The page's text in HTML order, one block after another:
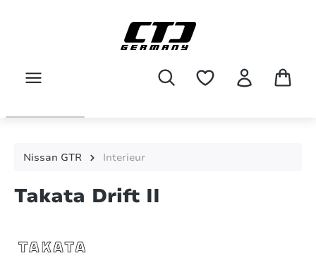
Nissan GTR Interieur
Takata Drift II